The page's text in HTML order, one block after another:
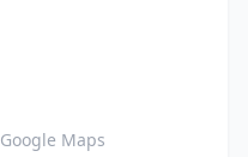
Google Maps